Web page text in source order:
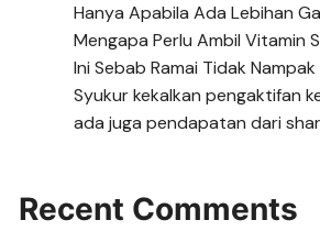
Hanya Apabila Ada Lebihan
Mengapa Perlu Ambil Vitamin
Ini Sebab Ramai Tidak Nampak
Syukur kekalkan pengaktifan
ada juga pendapatan dari
Recent Comments